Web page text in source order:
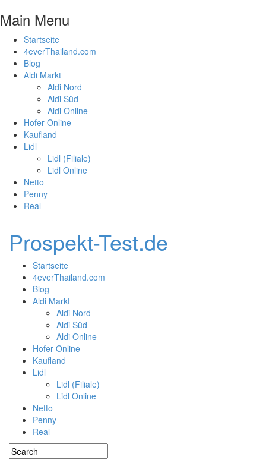
Main Menu
Startseite
4everThailand.com
Blog
Aldi Markt
Aldi Nord
Aldi Süd
Aldi Online
Hofer Online
Kaufland
Lidl
Lidl (Filiale)
Lidl Online
Netto
Penny
Real
Prospekt-Test.de
Startseite
4everThailand.com
Blog
Aldi Markt
Aldi Nord
Aldi Süd
Aldi Online
Hofer Online
Kaufland
Lidl
Lidl (Filiale)
Lidl Online
Netto
Penny
Real